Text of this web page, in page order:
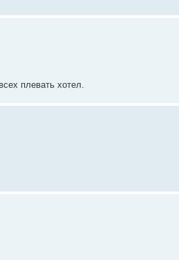
плевать хотел.